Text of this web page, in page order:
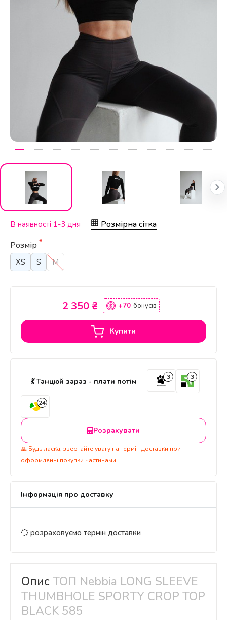
В наявності 1-3 дня
Розмірна сітка
Розмір *
XS S M
2 350 ₴ +70 бонусів
Купити
💃 Танцюй зараз - плати потім 3 3
24
Розрахувати
🙏 Будь ласка, звертайте увагу на термін доставки при
оформленні покупки частинами
Інформація про доставку
розраховуємо термін доставки
Опис ТОП Nebbia LONG SLEEVE
THUMBHOLE SPORTY CROP TOP
BLACK 585